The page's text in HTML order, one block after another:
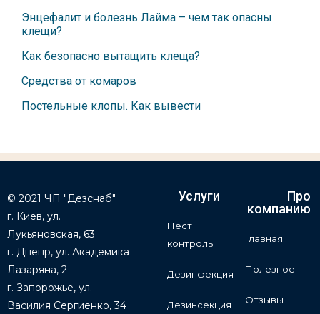
Энцефалит и болезнь Лайма – чем так опасны
клещи?
Как безопасно вытащить клеща?
Средства от комаров
Постельные клопы. Как вывести
© 2021 ЧП "Дезснаб"
г. Киев, ул.
Лукьяновская, 63
г. Днепр, ул. Академика
Лазаряна, 2
г. Запорожье, ул.
Василия Сергиенко, 34
Услуги
Пест
контроль
Дезинфекция
Дезинсекция
Про
компанию
Главная
Полезное
Отзывы